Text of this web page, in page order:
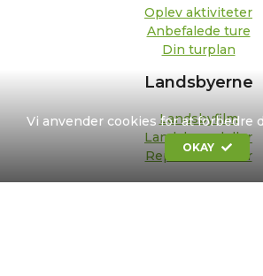
Vi anvender cookies for at forbedre
OKAY
Oplev aktiviteter
Anbefalede ture
Din turplan
Landsbyerne
Landsbyfilm
Landsbypedeller
Repræsentanter
Om os